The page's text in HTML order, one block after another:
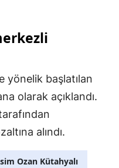
yönelik başlatılan
olarak açıklandı.
alındı.
Ozan Kütahyalı